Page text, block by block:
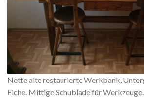
Nette alte restaurierte Werkbank,
Eiche. Mittige Schublade für